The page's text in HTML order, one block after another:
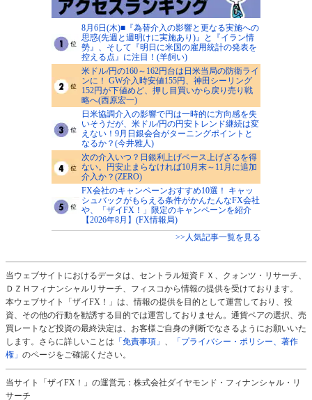
8月6日(木)■『為替介入の影響と更なる実施への
思惑(先週と週明けに実施あり)』と『イラン情
勢』、そして『明日に米国の雇用統計の発表を
控える点』に注目！(羊飼い)
米ドル/円の160～162円台は日米当局の防衛ライ
ンに！ GW介入時安値155円、神田シーリング
152円が下値めど、押し目買いから戻り売り戦
略へ(西原宏一)
日米協調介入の影響で円は一時的に方向感を失
いそうだが、米ドル/円の円安トレンド継続は変
えない！9月日銀会合がターニングポイントと
なるか？(今井雅人)
次の介入いつ？日銀利上げペース上げざるを得
ない。円安止まらなければ10月末～11月に追加
介入か？(ZERO)
FX会社のキャンペーンおすすめ10選！ キャッ
シュバックがもらえる条件がかんたんなFX会社
や、「ザイFX！」限定のキャンペーンを紹介
【2026年8月】(FX情報局)
>>人気記事一覧を見る
当ウェブサイトにおけるデータは、セントラル短資ＦＸ、クォンツ・リサーチ、
ＤＺＨフィナンシャルリサーチ、フィスコから情報の提供を受けております。
本ウェブサイト「ザイFX！」は、情報の提供を目的として運営しており、投
資、その他の行動を勧誘する目的では運営しておりません。通貨ペアの選択、売
買レートなど投資の最終決定は、お客様ご自身の判断でなさるようにお願いいた
します。さらに詳しいことは 「免責事項」 、
「プライバシー・ポリシー、著作
権」 のページをご確認ください。
当サイト「ザイFX！」の運営元：株式会社ダイヤモンド・フィナンシャル・リ
サーチ